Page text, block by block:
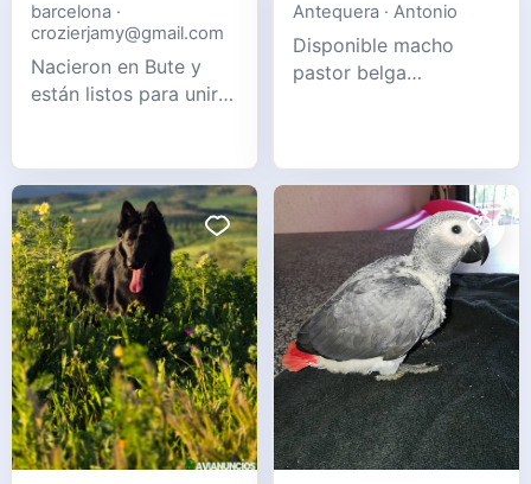
barcelona ·
crozierjamy@gmail.com
Nacieron en Bute y
están listos para unirse
AHORA. Los gatitos
vienen con todo lo
necesario: 2 vacunas,
tratamiento antipulgas
y desparasitación, y
microchip. Crecieron
en una familia con
niños pequeños, les
encanta
Antequera · Antonio
Disponible macho
pastor belga
salud. 3 años de edad.
Mensaje para más
información.
WhatsApp 6